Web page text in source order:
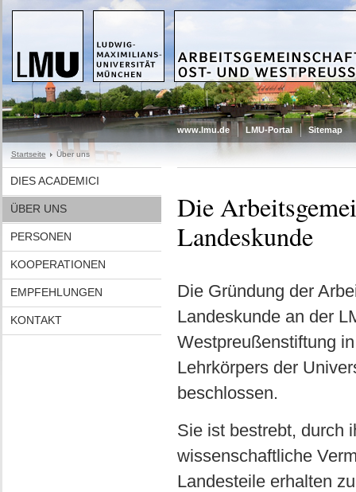
www.lmu.de LMU-Portal Sitemap
Startseite Über uns
DIES ACADEMICI
ÜBER UNS
PERSONEN
KOOPERATIONEN
EMPFEHLUNGEN
KONTAKT
Die
Landeskunde
Die Gründung der
Landeskunde an der
Westpreußenstiftung
Lehrkörpers der
beschlossen.
Sie ist bestrebt, durch
wissenschaftliche
Landesteile erhalten